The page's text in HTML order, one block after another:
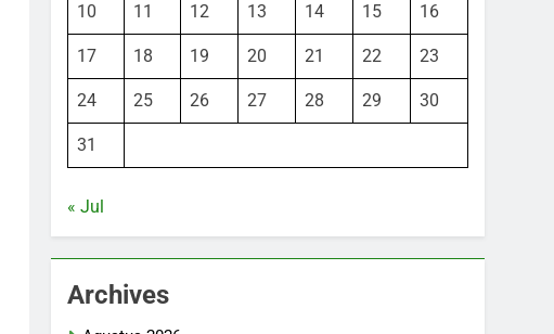
10 11 12 13 14 15 16
17 18 19 20 21 22 23
24 25 26 27 28 29 30
31
« Jul
Archives